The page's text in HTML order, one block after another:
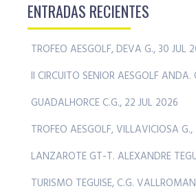
ENTRADAS RECIENTES
TROFEO AESGOLF, DEVA G., 30 JUL
II CIRCUITO SENIOR AESGOLF ANDA.
GUADALHORCE C.G., 22 JUL 2026
TROFEO AESGOLF, VILLAVICIOSA
LANZAROTE GT-T. ALEXANDRE
TURISMO TEGUISE, C.G.